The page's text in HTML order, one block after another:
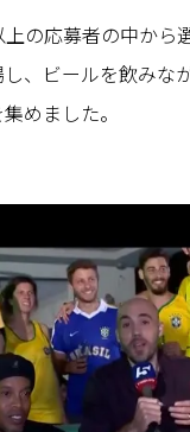
の応募者の中から
、ビールを飲みな
めました。